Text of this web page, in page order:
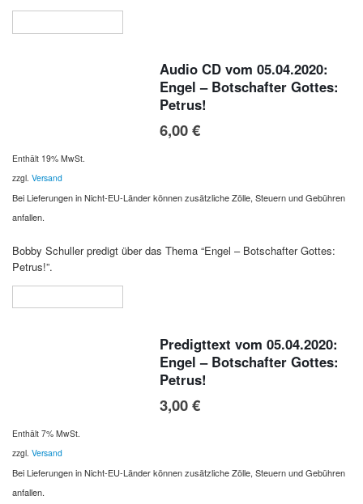
Audio CD vom 05.04.2020:
Engel – Botschafter Gottes:
Petrus!
6,00€
Enthält 19% MwSt.
zzgl. Versand
Bei Lieferungen in Nicht-EU-Länder können zusätzliche Zölle, Steuern und Gebühren
anfallen.
Bobby Schuller predigt über das Thema “Engel – Botschafter Gottes:
Petrus!”.
Predigttext vom 05.04.2020:
Engel – Botschafter Gottes:
Petrus!
3,00€
Enthält 7% MwSt.
zzgl. Versand
Bei Lieferungen in Nicht-EU-Länder können zusätzliche Zölle, Steuern und Gebühren
anfallen.